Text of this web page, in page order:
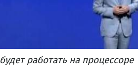
работать на процессоре